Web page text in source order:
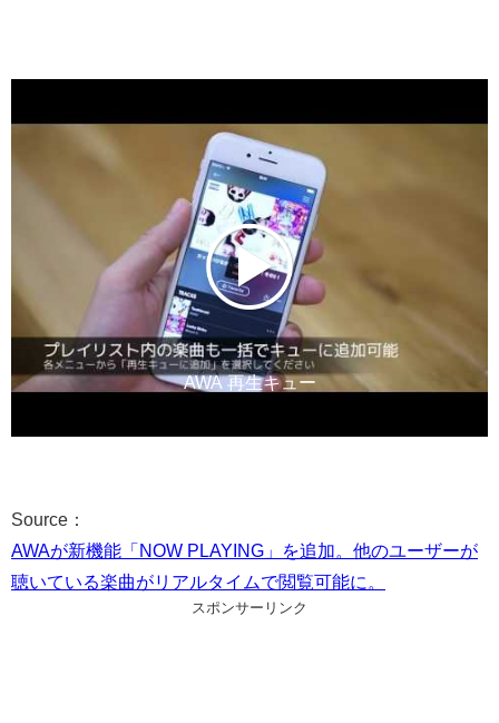
AWA 再生キュー
Source：
AWAが新機能「NOW PLAYING」を追加。他のユーザーが
聴いている楽曲がリアルタイムで閲覧可能に。
スポンサーリンク